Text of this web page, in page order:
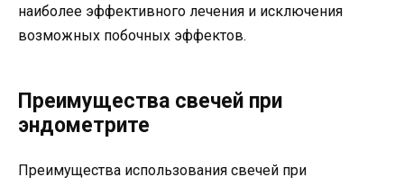
наиболее эффективного лечения и исключения
возможных побочных эффектов.
Преимущества свечей при
эндометрите
Преимущества использования свечей при